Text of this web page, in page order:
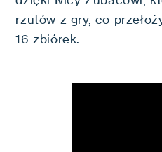
rzutów z gry, co
16 zbiórek.